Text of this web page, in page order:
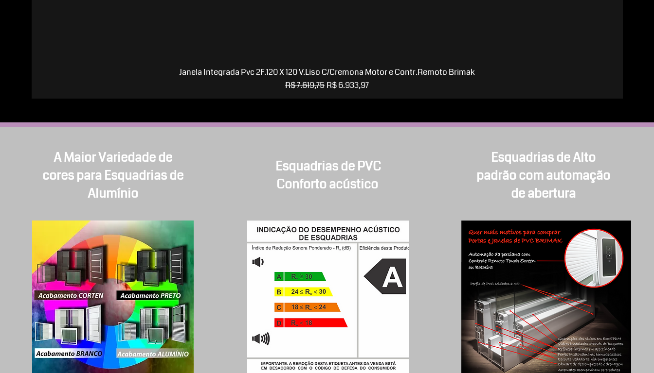
Visualização rápida
Janela Integrada Pvc 2F.120 X 120 V.Liso C/Cremona Motor e Contr.Remoto Brimak
Preço normal
R$ 7.619,75 Preço promocional
R$ 6.933,97
A Maior Variedade de
cores para Esquadrias de
Alumínio
Esquadrias de PVC
Conforto acústico
Esquadrias de Alto
padrão com automação
de abertura